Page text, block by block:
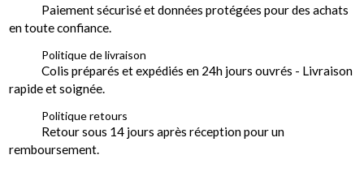
Paiement sécurisé et données protégées pour des achats
en toute confiance.
Politique de livraison
Colis préparés et expédiés en 24h jours ouvrés - Livraison
rapide et soignée.
Politique retours
Retour sous 14 jours après réception pour un
remboursement.